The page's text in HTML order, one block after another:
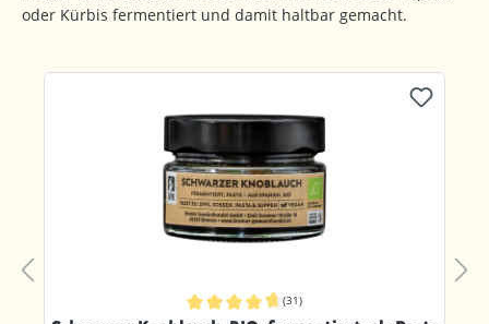
oder Kürbis fermentiert und damit haltbar gemacht.
Produktgalerie überspringen
Durchschnittliche Bewertung von 4.8 von 5 Sternen
(40)